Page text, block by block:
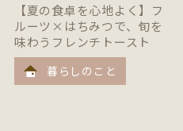
【夏の食卓を心地よく】フ
ルーツ×はちみつで、旬を
味わうフレンチトースト
暮らしのこと